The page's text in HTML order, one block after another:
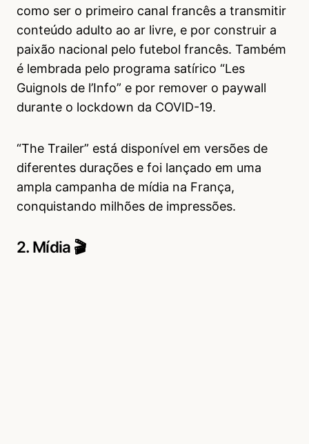
como ser o primeiro canal francês a transmitir
conteúdo adulto ao ar livre, e por construir a
paixão nacional pelo futebol francês. Também
é lembrada pelo programa satírico “Les
Guignols de l’Info” e por remover o paywall
durante o lockdown da COVID-19.
“The Trailer” está disponível em versões de
diferentes durações e foi lançado em uma
ampla campanha de mídia na França,
conquistando milhões de impressões.
2. Mídia 🎬